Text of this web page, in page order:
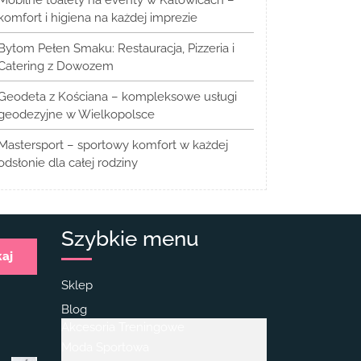
i higiena na każdej imprezie
Pełen Smaku: Restauracja, Pizzeria i
z Dowozem
z Kościana – kompleksowe usługi
w Wielkopolsce
– sportowy komfort w każdej
dla całej rodziny
Szybkie menu
Sklep
Blog